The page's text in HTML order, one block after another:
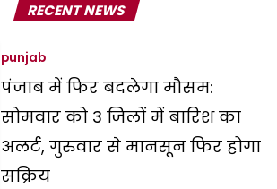
RECENT NEWS
punjab
पंजाब में फिर बदलेगा मौसम:
सोमवार को 3 जिलों में बारिश का
अलर्ट, गुरुवार से मानसून फिर होगा
सक्रिय